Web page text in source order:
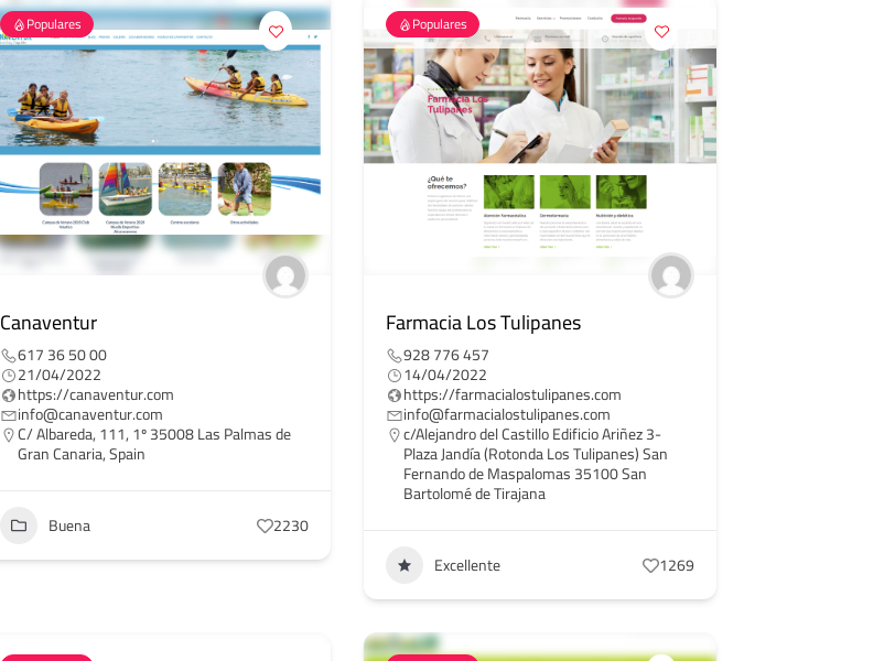
Populares
Canaventur
617 36 50 00
21/04/2022
https://canaventur.com
info@canaventur.com
C/ Albareda, 111, 1º 35008 Las Palmas de
Gran Canaria, Spain
Buena 2230
Populares
Farmacia Los Tulipanes
928 776 457
14/04/2022
https://farmacialostulipanes.com
info@farmacialostulipanes.com
c/Alejandro del Castillo Edificio Ariñez 3-
Plaza Jandía (Rotonda Los Tulipanes) San
Fernando de Maspalomas 35100 San
Bartolomé de Tirajana
Excellente 1269